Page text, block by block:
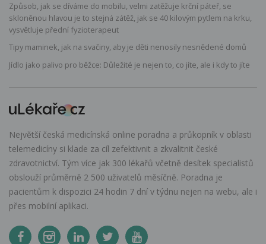
Způsob, jak se díváme do mobilu, velmi zatěžuje krční páteř, se
skloněnou hlavou je to stejná zátěž, jak se 40 kilovým pytlem na krku,
vysvětluje přední fyzioterapeut
Tipy maminek, jak na svačiny, aby je děti nenosily nesnědené domů
Jídlo jako palivo pro běžce: Důležité je nejen to, co jíte, ale i kdy to jíte
Největší česká medicínská online poradna a průkopník v oblasti
telemedicíny si klade za cíl zefektivnit a zkvalitnit české
zdravotnictví. Tým více jak 300 lékařů včetně desítek specialistů
obslouží průměrně 2 500 uživatelů měsíčně. Poradna je
pacientům k dispozici 24 hodin 7 dní v týdnu nejen na webu, ale i
přes mobilní aplikaci.